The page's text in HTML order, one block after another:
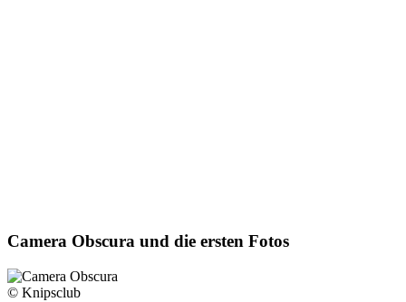
Camera Obscura und die ersten Fotos
© Knipsclub